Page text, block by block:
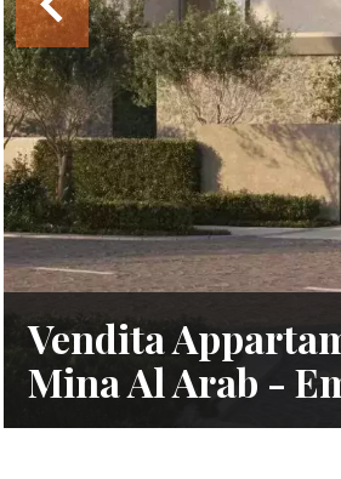
Vendita
Mina Al Arab -